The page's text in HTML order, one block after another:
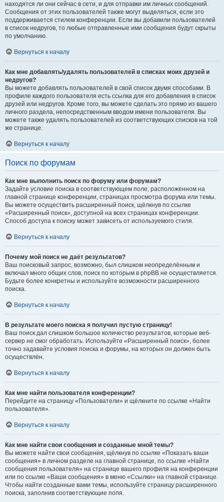
находятся ли они сейчас в сети, и для отправки им личных сообщений.
Сообщения от этих пользователей также могут выделяться, если это
поддерживается стилем конференции. Если вы добавили пользователей
в список недругов, то любые отправленные ими сообщения будут скрыты
по умолчанию.
Вернуться к началу
Как мне добавлять/удалять пользователей в списках моих друзей и
недругов?
Вы можете добавлять пользователей в свой список двумя способами. В
профиле каждого пользователя есть ссылка для его добавления в список
друзей или недругов. Кроме того, вы можете сделать это прямо из вашего
личного раздела, непосредственным вводом имени пользователя. Вы
можете также удалять пользователей из соответствующих списков на той
же странице.
Вернуться к началу
Поиск по форумам
Как мне выполнить поиск по форуму или форумам?
Задайте условие поиска в соответствующем поле, расположенном на
главной странице конференции, страницах просмотра форума или темы.
Вы можете осуществить расширенный поиск, щёлкнув по ссылке
«Расширенный поиск», доступной на всех страницах конференции.
Способ доступа к поиску может зависеть от используемого стиля.
Вернуться к началу
Почему мой поиск не даёт результатов?
Ваш поисковый запрос, возможно, был слишком неопределённым и
включал много общих слов, поиск по которым в phpBB не осуществляется.
Будьте более конкретны и используйте возможности расширенного
поиска.
Вернуться к началу
В результате моего поиска я получил пустую страницу!
Ваш поиск дал слишком большое количество результатов, которые веб-
сервер не смог обработать. Используйте «Расширенный поиск», более
точно задавайте условия поиска и форумы, на которых он должен быть
осуществлён.
Вернуться к началу
Как мне найти пользователя конференции?
Перейдите на страницу «Пользователи» и щёлкните по ссылке «Найти
пользователя».
Вернуться к началу
Как мне найти свои сообщения и созданные мной темы?
Вы можете найти свои сообщения, щёлкнув по ссылке «Показать ваши
сообщения» в личном разделе на главной странице, по ссылке «Найти
сообщения пользователя» на странице вашего профиля на конференции
или по ссылке «Ваши сообщения» в меню «Ссылки» на главной странице.
Чтобы найти созданные вами темы, используйте страницу расширенного
поиска, заполнив соответствующие поля.